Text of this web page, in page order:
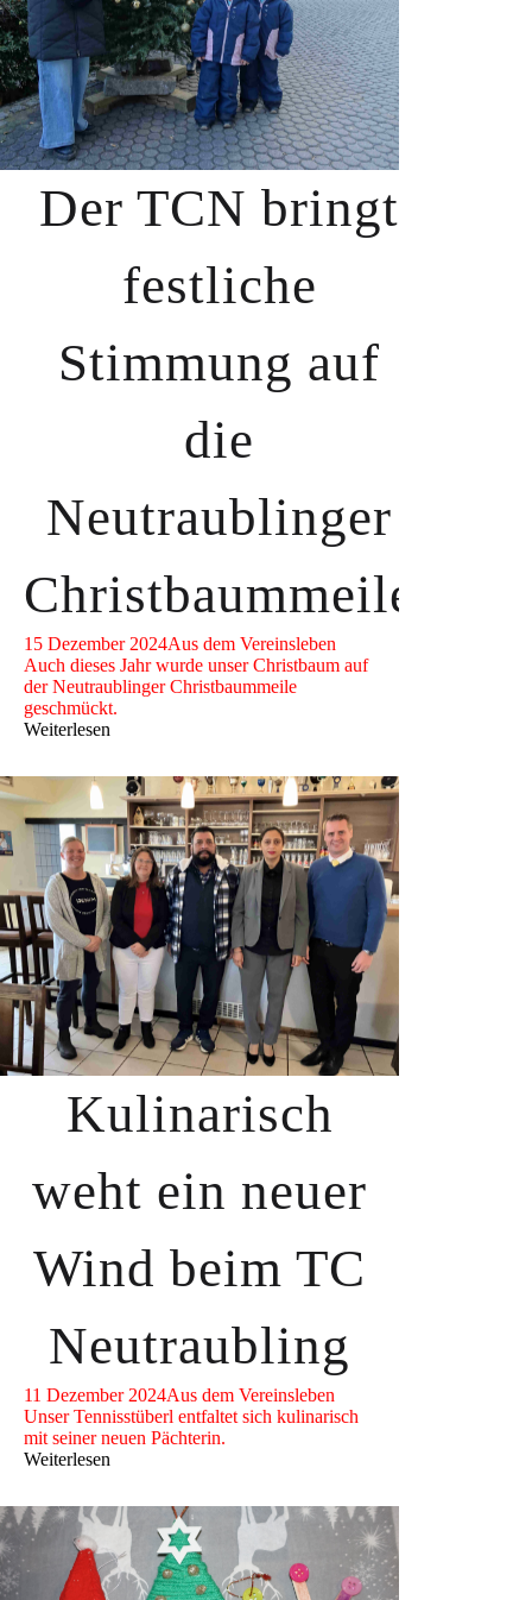
Der TCN bringt
festliche
Stimmung auf
die
Neutraublinger
Christbaummeile
15 Dezember 2024Aus dem Vereinsleben
Auch dieses Jahr wurde unser Christbaum auf
der Neutraublinger Christbaummeile
geschmückt.
Weiterlesen
Kulinarisch
weht ein neuer
Wind beim TC
Neutraubling
11 Dezember 2024Aus dem Vereinsleben
Unser Tennisstüberl entfaltet sich kulinarisch
mit seiner neuen Pächterin.
Weiterlesen